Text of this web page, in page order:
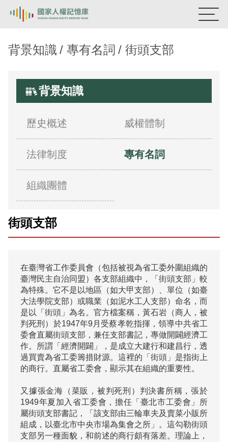
新生訓導處
蛋殼畫
關於我們
意見信箱
背景知識 專有名詞 街頭支部
背景知識
歷史概述 威權體制
法律制度 專有名詞
組織團體
街頭支部
在臺灣省工作委員會（包括被視為省工委外圍組織的
臺灣民主自治同盟）各支部組織中，「街頭支部」較
為特殊。它不是以地區（如大甲支部）、單位（如臺
大法學院支部）或職業（如泥水工人支部）命名，而
是以「街頭」為名。官方檔案稱，黃石岩（商人，被
判死刑）於1947年9月受蔡孝乾指揮，領導中共省工
委會直屬街頭支部，兼任支部書記，專做開闢經濟工
作。所謂「經濟開闢」，是成立大建行和建昌行，透
過買賣為省工委籌措財源。這裡的「街頭」是指街上
的商行。直屬省工委會，顯示其在組織的重要性。
又據張金海（菜販，被判死刑）判決書所稱，張於
1949年夏加入省工委會，擔任「臺北市工委會」所
屬街頭支部書記，「該支部由三輪車夫及賣菜小販所
組成，以臺北市中央市場為集會之所」。這勾勒街頭
支部另一種面貌，和前述的商行頗有落差。理論上，